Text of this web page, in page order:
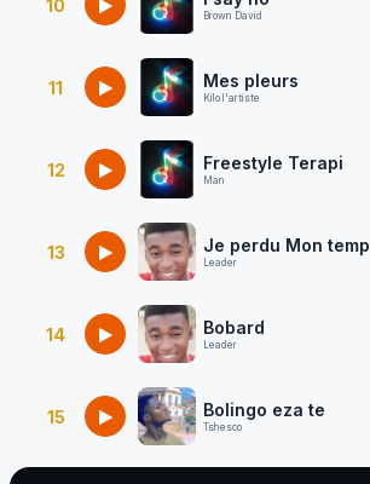
10
Brown David
11 Mes pleurs
Kilo l'artiste
12 Freestyle Terapi
Man
13 Je perdu Mon temp
Leader
14 Bobard
Leader
15 Bolingo eza te
Tshesco